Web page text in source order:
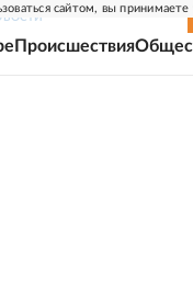
сайтом, вы принимаете
Происшествия